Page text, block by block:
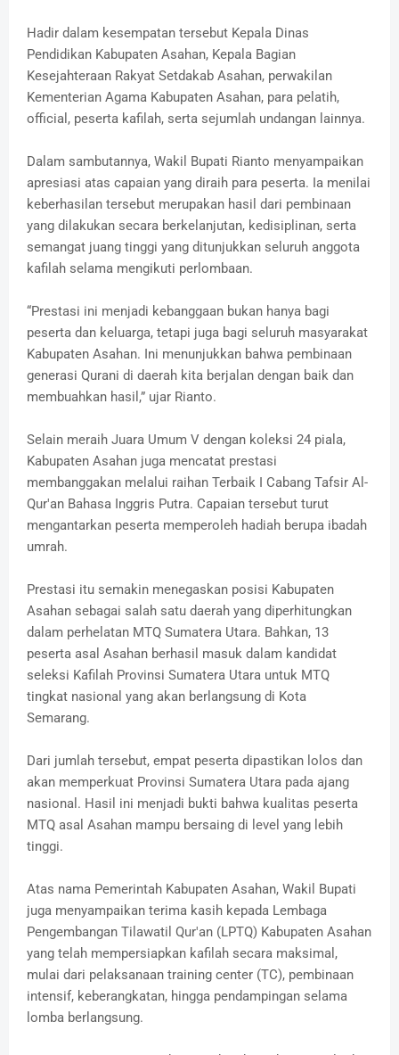
Hadir dalam kesempatan tersebut Kepala Dinas
Pendidikan Kabupaten Asahan, Kepala Bagian
Kesejahteraan Rakyat Setdakab Asahan, perwakilan
Kementerian Agama Kabupaten Asahan, para pelatih,
official, peserta kafilah, serta sejumlah undangan lainnya.
Dalam sambutannya, Wakil Bupati Rianto menyampaikan
apresiasi atas capaian yang diraih para peserta. Ia menilai
keberhasilan tersebut merupakan hasil dari pembinaan
yang dilakukan secara berkelanjutan, kedisiplinan, serta
semangat juang tinggi yang ditunjukkan seluruh anggota
kafilah selama mengikuti perlombaan.
“Prestasi ini menjadi kebanggaan bukan hanya bagi
peserta dan keluarga, tetapi juga bagi seluruh masyarakat
Kabupaten Asahan. Ini menunjukkan bahwa pembinaan
generasi Qurani di daerah kita berjalan dengan baik dan
membuahkan hasil,” ujar Rianto.
Selain meraih Juara Umum V dengan koleksi 24 piala,
Kabupaten Asahan juga mencatat prestasi
membanggakan melalui raihan Terbaik I Cabang Tafsir Al-
Qur'an Bahasa Inggris Putra. Capaian tersebut turut
mengantarkan peserta memperoleh hadiah berupa ibadah
umrah.
Prestasi itu semakin menegaskan posisi Kabupaten
Asahan sebagai salah satu daerah yang diperhitungkan
dalam perhelatan MTQ Sumatera Utara. Bahkan, 13
peserta asal Asahan berhasil masuk dalam kandidat
seleksi Kafilah Provinsi Sumatera Utara untuk MTQ
tingkat nasional yang akan berlangsung di Kota
Semarang.
Dari jumlah tersebut, empat peserta dipastikan lolos dan
akan memperkuat Provinsi Sumatera Utara pada ajang
nasional. Hasil ini menjadi bukti bahwa kualitas peserta
MTQ asal Asahan mampu bersaing di level yang lebih
tinggi.
Atas nama Pemerintah Kabupaten Asahan, Wakil Bupati
juga menyampaikan terima kasih kepada Lembaga
Pengembangan Tilawatil Qur'an (LPTQ) Kabupaten Asahan
yang telah mempersiapkan kafilah secara maksimal,
mulai dari pelaksanaan training center (TC), pembinaan
intensif, keberangkatan, hingga pendampingan selama
lomba berlangsung.